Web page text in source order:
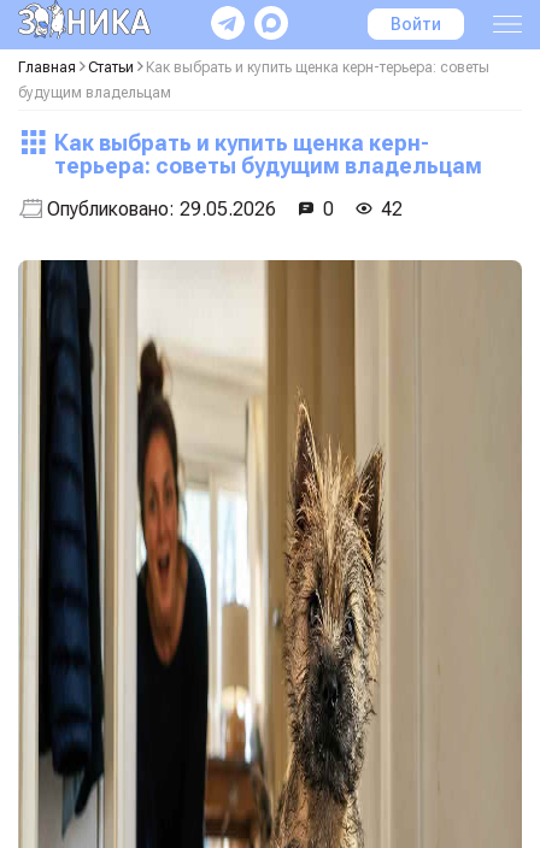
Войти
Главная Статьи
Как выбрать и купить щенка керн-терьера: советы
будущим владельцам
Как выбрать и купить щенка керн-
терьера: советы будущим владельцам
Опубликовано: 29.05.2026 0 42